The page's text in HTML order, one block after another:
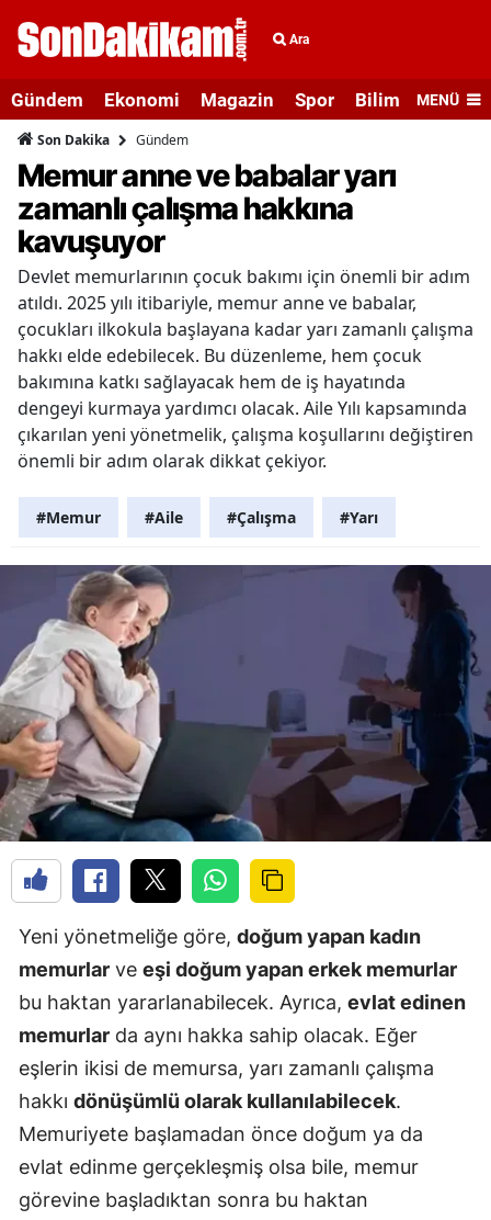
Ara
Gündem Ekonomi Magazin Spor Bilim veMENÜ
Son Dakika Gündem
Memur anne ve babalar yarı
zamanlı çalışma hakkına
kavuşuyor
Devlet memurlarının çocuk bakımı için önemli bir adım
atıldı. 2025 yılı itibariyle, memur anne ve babalar,
çocukları ilkokula başlayana kadar yarı zamanlı çalışma
hakkı elde edebilecek. Bu düzenleme, hem çocuk
bakımına katkı sağlayacak hem de iş hayatında
dengeyi kurmaya yardımcı olacak. Aile Yılı kapsamında
çıkarılan yeni yönetmelik, çalışma koşullarını değiştiren
önemli bir adım olarak dikkat çekiyor.
#Memur #Aile #Çalışma #Yarı
Yeni yönetmeliğe göre, doğum yapan kadın
memurlar ve eşi doğum yapan erkek memurlar
bu haktan yararlanabilecek. Ayrıca, evlat edinen
memurlar da aynı hakka sahip olacak. Eğer
eşlerin ikisi de memursa, yarı zamanlı çalışma
hakkı dönüşümlü olarak kullanılabilecek.
Memuriyete başlamadan önce doğum ya da
evlat edinme gerçekleşmiş olsa bile, memur
görevine başladıktan sonra bu haktan